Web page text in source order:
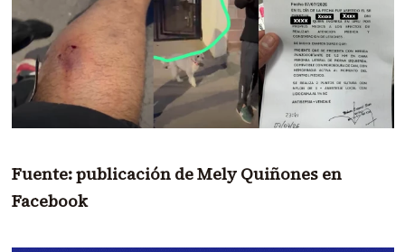
Fuente: publicación de Mely Quiñones en
Facebook